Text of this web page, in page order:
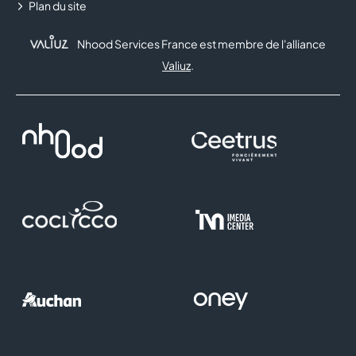
Plan du site
Nhood Services France est membre de l'alliance
Valiuz.